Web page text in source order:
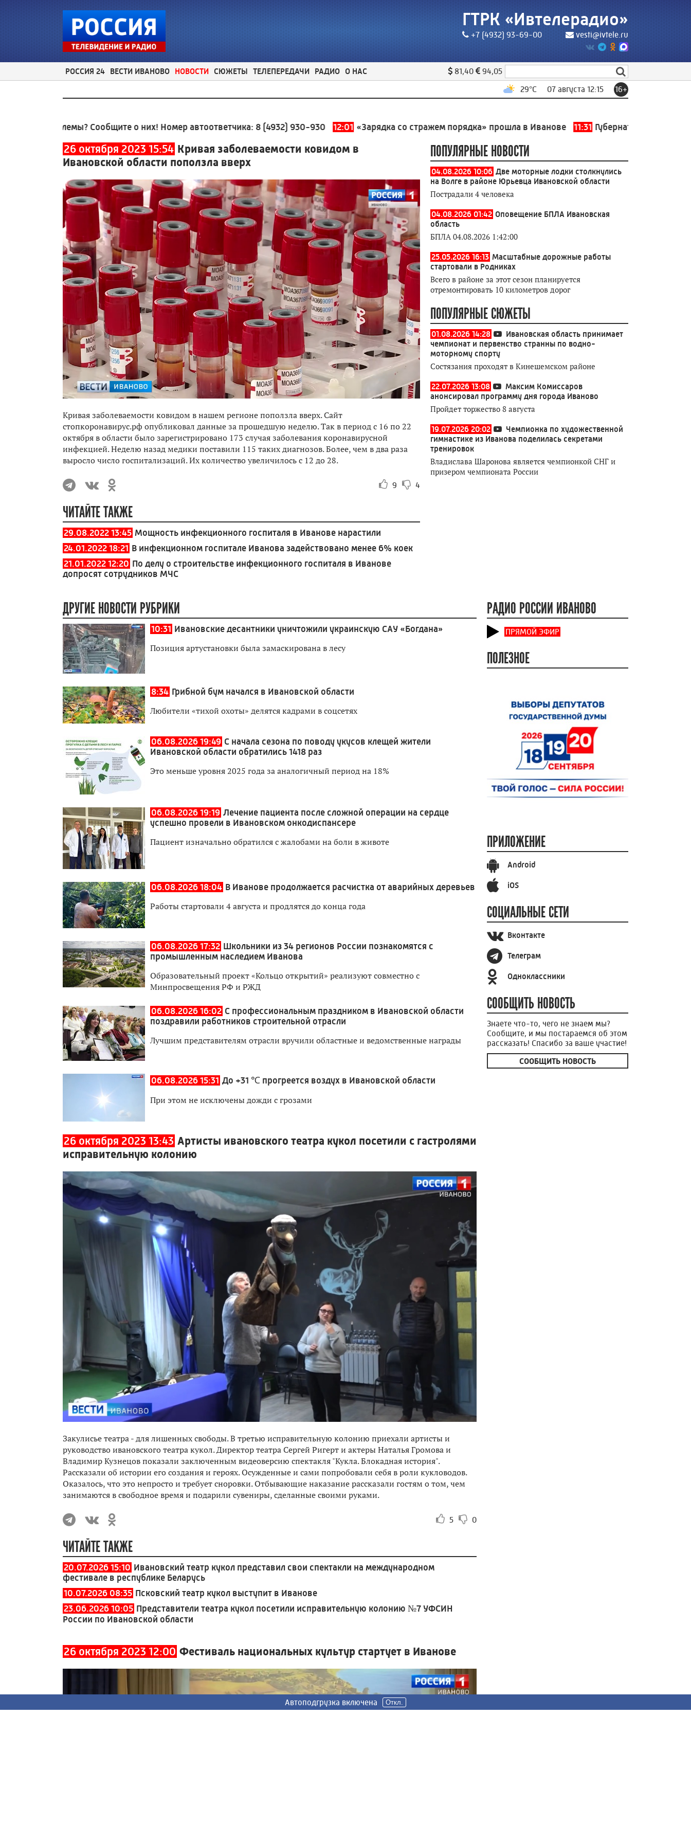
ГТРК «Ивтелерадио»
+7 (4932) 93-69-00 vesti@ivtele.ru
РОССИЯ 24 ВЕСТИ ИВАНОВО НОВОСТИ СЮЖЕТЫ ТЕЛЕПЕРЕДАЧИ РАДИО О НАС 81,40
94,05
29°C 07 августа 12:15 16+
Сообщите о них! Номер автоответчика:8 (4932) 930-930 12:01 «Зарядка со стражем порядка» прошла в Иванове 11:31 Губернатор Ивановской
26 октября 2023 15:54 Кривая заболеваемости ковидом в
Ивановской области поползла вверх
Кривая заболеваемости ковидом в нашем регионе поползла вверх. Сайт
стопкоронавирус.рф опубликовал данные за прошедшую неделю. Так в период с 16 по 22
октября в области было зарегистрировано 173 случая заболевания коронавирусной
инфекцией. Неделю назад медики поставили 115 таких диагнозов. Более, чем в два раза
выросло число госпитализаций. Их количество увеличилось с 12 до 28.
9 4
ЧИТАЙТЕ ТАКЖЕ
29.08.2022 13:45 Мощность инфекционного госпиталя в Иванове нарастили
24.01.2022 18:21 В инфекционном госпитале Иванова задействовано менее 6% коек
21.01.2022 12:20 По делу о строительстве инфекционного госпиталя в Иванове
допросят сотрудников МЧС
ПОПУЛЯРНЫЕ НОВОСТИ
04.08.2026 10:06 Две моторные лодки столкнулись
на Волге в районе Юрьевца Ивановской области
Пострадали 4 человека
04.08.2026 01:42 Оповещение БПЛА Ивановская
область
БПЛА 04.08.2026 1:42:00
25.05.2026 16:13 Масштабные дорожные работы
стартовали в Родниках
Всего в районе за этот сезон планируется
отремонтировать 10 километров дорог
ПОПУЛЯРНЫЕ СЮЖЕТЫ
01.08.2026 14:28
Ивановская область принимает
чемпионат и первенство странны по водно-
моторному спорту
Состязания проходят в Кинешемском районе
22.07.2026 13:08
Максим Комиссаров
анонсировал программу дня города Иваново
Пройдет торжество 8 августа
19.07.2026 20:02
Чемпионка по художественной
гимнастике из Иванова поделилась секретами
тренировок
Владислава Шаронова является чемпионкой СНГ и
призером чемпионата России
ДРУГИЕ НОВОСТИ РУБРИКИ
10:31 Ивановские десантники уничтожили украинскую САУ «Богдана»
Позиция артустановки была замаскирована в лесу
8:34 Грибной бум начался в Ивановской области
Любители «тихой охоты» делятся кадрами в соцсетях
06.08.2026 19:49 С начала сезона по поводу укусов клещей жители
Ивановской области обратились 1418 раз
Это меньше уровня 2025 года за аналогичный период на 18%
06.08.2026 19:19 Лечение пациента после сложной операции на сердце
успешно провели в Ивановском онкодиспансере
Пациент изначально обратился с жалобами на боли в животе
06.08.2026 18:04 В Иванове продолжается расчистка от аварийных деревьев
Работы стартовали 4 августа и продлятся до конца года
06.08.2026 17:32 Школьники из 34 регионов России познакомятся с
промышленным наследием Иванова
Образовательный проект «Кольцо открытий» реализуют совместно с
Минпросвещения РФ и РЖД
06.08.2026 16:02 С профессиональным праздником в Ивановской области
поздравили работников строительной отрасли
Лучшим представителям отрасли вручили областные и ведомственные награды
06.08.2026 15:31 До +31 ℃ прогреется воздух в Ивановской области
При этом не исключены дожди с грозами
26 октября 2023 13:43 Артисты ивановского театра кукол посетили с гастролями
исправительную колонию
Закулисье театра - для лишенных свободы. В третью исправительную колонию приехали артисты и
руководство ивановского театра кукол. Директор театра Сергей Ригерт и актеры Наталья Громова и
Владимир Кузнецов показали заключенным видеоверсию спектакля "Кукла. Блокадная история".
Рассказали об истории его создания и героях. Осужденные и сами попробовали себя в роли кукловодов.
Оказалось, что это непросто и требует сноровки. Отбывающие наказание рассказали гостям о том, чем
занимаются в свободное время и подарили сувениры, сделанные своими руками.
5 0
ЧИТАЙТЕ ТАКЖЕ
20.07.2026 15:10 Ивановский театр кукол представил свои спектакли на международном
фестивале в республике Беларусь
10.07.2026 08:35 Псковский театр кукол выступит в Иванове
23.06.2026 10:05 Представители театра кукол посетили исправительную колонию №7 УФСИН
России по Ивановской области
26 октября 2023 12:00 Фестиваль национальных культур стартует в Иванове
РАДИО РОССИИ ИВАНОВО
ПРЯМОЙ ЭФИР
ПОЛЕЗНОЕ
ПРИЛОЖЕНИЕ
Android
iOS
СОЦИАЛЬНЫЕ СЕТИ
Вконтакте
Телеграм
Одноклассники
СООБЩИТЬ НОВОСТЬ
Знаете что-то, чего не знаем мы?
Сообщите, и мы постараемся об этом
рассказать! Спасибо за ваше участие!
СООБЩИТЬ НОВОСТЬ
Автоподгрузка включена Откл.
Автоподгрузка включена Откл.